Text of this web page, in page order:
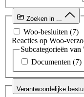
Zoeken in ...
Woo-besluiten (7)
Reacties op Woo-
Subcategorieën
Documenten (7)
Verantwoordelijke